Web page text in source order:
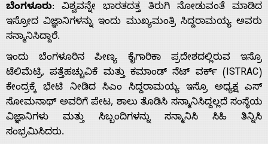
ಬೆಂಗಳೂರು: ವಿಶ್ವವನ್ನೇ ಭಾರತದತ್ತ ತಿರುಗಿ ನೋಡುವಂತೆ ಮಾಡಿದ
ಇಸ್ರೋದ ವಿಜ್ಞಾನಿಗಳನ್ನು ಇಂದು ಮುಖ್ಯಮಂತ್ರಿ ಸಿದ್ದರಾಮಯ್ಯ ಅವರು
ಸನ್ಮಾನಿಸಿದ್ದಾರೆ.
ಇಂದು ಬೆಂಗಳೂರಿನ ಪೀಣ್ಯ ಕೈಗಾರಿಕಾ ಪ್ರದೇಶದಲ್ಲಿರುವ ಇಸ್ರೊ
ಟೆಲಿಮೆಟ್ರಿ, ಪತ್ತೆಹಚ್ಚುವಿಕೆ ಮತ್ತು ಕಮಾಂಡ್ ನೆಟ್ ವರ್ಕ್ (ISTRAC)
ಕೇಂದ್ರಕ್ಕೆ ಭೇಟಿ ನೀಡಿದ ಸಿಎಂ ಸಿದ್ದರಾಮಯ್ಯ ಇಸ್ರೊ ಅಧ್ಯಕ್ಷ ಎಸ್
ಸೋಮನಾಥ್ ಅವರಿಗೆ ಪೇಟ, ಶಾಲು ತೊಡಿಸಿ ಸನ್ಮಾನಿಸಿದ್ದಲ್ಲದೆ ಸಂಸ್ಥೆಯ
ವಿಜ್ಞಾನಿಗಳು ಮತ್ತು ಸಿಬ್ಬಂದಿಗಳನ್ನು ಸನ್ಮಾನಿಸಿ ಸಿಹಿ ತಿನ್ನಿಸಿ
ಸಂಭ್ರಮಿಸಿದರು.